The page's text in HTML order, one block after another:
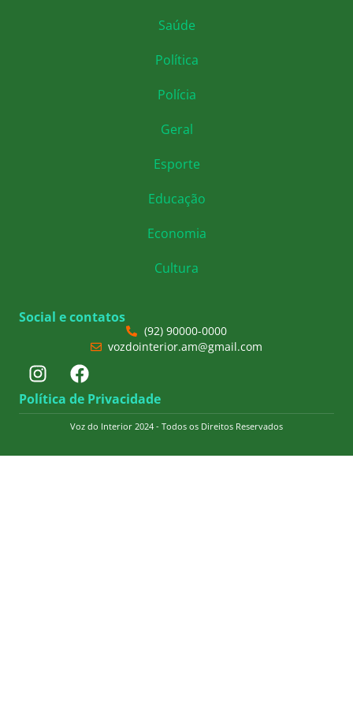
Saúde
Política
Polícia
Geral
Esporte
Educação
Economia
Cultura
Social e contatos
(92) 90000-0000
vozdointerior.am@gmail.com
Política de Privacidade
Voz do Interior 2024 - Todos os Direitos Reservados